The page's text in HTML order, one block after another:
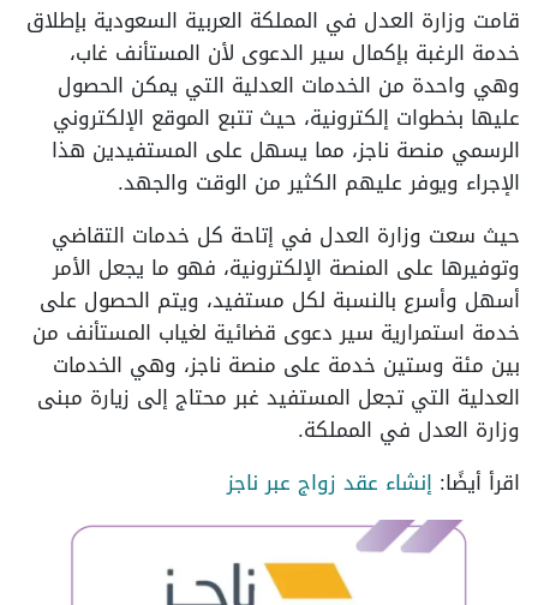
قامت وزارة العدل في المملكة العربية السعودية بإطلاق
خدمة الرغبة بإكمال سير الدعوى لأن المستأنف غاب،
وهي واحدة من الخدمات العدلية التي يمكن الحصول
عليها بخطوات إلكترونية، حيث تتبع الموقع الإلكتروني
الرسمي منصة ناجز، مما يسهل على المستفيدين هذا
الإجراء ويوفر عليهم الكثير من الوقت والجهد.
حيث سعت وزارة العدل في إتاحة كل خدمات التقاضي
وتوفيرها على المنصة الإلكترونية، فهو ما يجعل الأمر
أسهل وأسرع بالنسبة لكل مستفيد، ويتم الحصول على
خدمة استمرارية سير دعوى قضائية لغياب المستأنف من
بين مئة وستين خدمة على منصة ناجز، وهي الخدمات
العدلية التي تجعل المستفيد غبر محتاج إلى زيارة مبنى
وزارة العدل في المملكة.
اقرأ أيضًا: إنشاء عقد زواج عبر ناجز